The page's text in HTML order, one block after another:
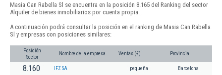
Masia Can Rabella Sl se encuentra en la posición 8.165 del Ranking del sector
Alquiler de bienes inmobiliarios por cuenta propia.
A continuación podrá consultar la posición en el ranking de Masia Can Rabella
Sl y empresas con posiciones similares:
Posición
Sector
Nombre de la empresa Ventas (€) Provincia
8.160 IFZ SA pequeña Barcelona